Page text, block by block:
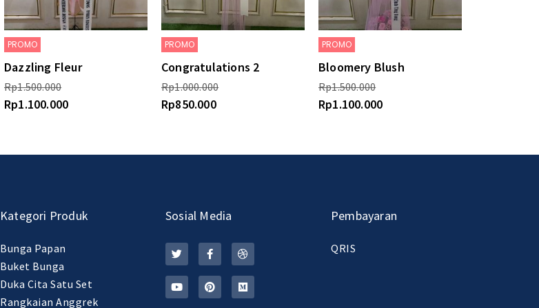
PROMO
Dazzling Fleur
Rp1.500.000
Rp1.100.000
PROMO
Congratulations 2
Rp1.000.000
Rp850.000
PROMO
Bloomery Blush
Rp1.500.000
Rp1.100.000
Kategori Produk
Bunga Papan
Buket Bunga
Duka Cita Satu Set
Rangkaian Anggrek
Sosial Media Pembayaran
QRIS